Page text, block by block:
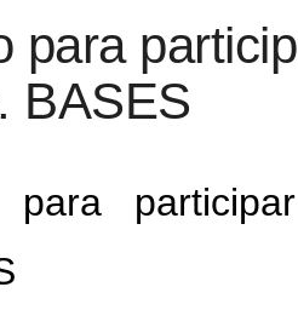
para
BASES
para